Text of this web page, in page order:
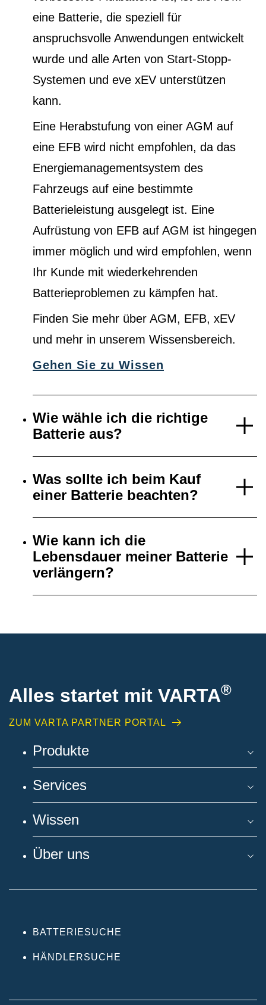
eine Batterie, die speziell für
anspruchsvolle Anwendungen entwickelt
wurde und alle Arten von Start-Stopp-
Systemen und eve xEV unterstützen
kann.
Eine Herabstufung von einer AGM auf
eine EFB wird nicht empfohlen, da das
Energiemanagementsystem des
Fahrzeugs auf eine bestimmte
Batterieleistung ausgelegt ist. Eine
Aufrüstung von EFB auf AGM ist hingegen
immer möglich und wird empfohlen, wenn
Ihr Kunde mit wiederkehrenden
Batterieproblemen zu kämpfen hat.
Finden Sie mehr über AGM, EFB, xEV
und mehr in unserem Wissensbereich.
Gehen Sie zu Wissen
Wie wähle ich die richtige
Batterie aus?
Was sollte ich beim Kauf
einer Batterie beachten?
Wie kann ich die
Lebensdauer meiner Batterie
verlängern?
Alles startet mit VARTA®
ZUM VARTA PARTNER PORTAL
Produkte
Services
Wissen
Über uns
BATTERIESUCHE
HÄNDLERSUCHE